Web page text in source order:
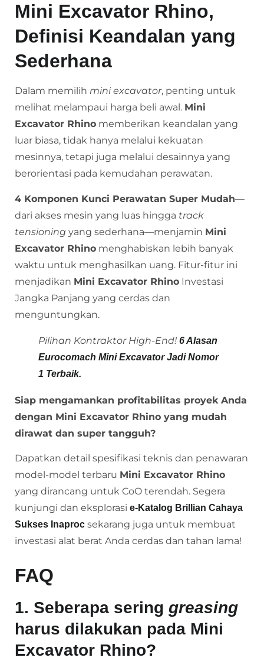
Mini Excavator Rhino,
Definisi Keandalan yang
Sederhana
Dalam memilih mini excavator, penting untuk
melihat melampaui harga beli awal. Mini
Excavator Rhino memberikan keandalan yang
luar biasa, tidak hanya melalui kekuatan
mesinnya, tetapi juga melalui desainnya yang
berorientasi pada kemudahan perawatan.
4 Komponen Kunci Perawatan Super Mudah—
dari akses mesin yang luas hingga track
tensioning yang sederhana—menjamin Mini
Excavator Rhino menghabiskan lebih banyak
waktu untuk menghasilkan uang. Fitur-fitur ini
menjadikan Mini Excavator Rhino Investasi
Jangka Panjang yang cerdas dan
menguntungkan.
Pilihan Kontraktor High-End! 6 Alasan
Eurocomach Mini Excavator Jadi Nomor
1 Terbaik.
Siap mengamankan profitabilitas proyek Anda
dengan Mini Excavator Rhino yang mudah
dirawat dan super tangguh?
Dapatkan detail spesifikasi teknis dan penawaran
model-model terbaru Mini Excavator Rhino
yang dirancang untuk CoO terendah. Segera
kunjungi dan eksplorasi e-Katalog Brillian Cahaya
Sukses Inaproc sekarang juga untuk membuat
investasi alat berat Anda cerdas dan tahan lama!
FAQ
1. Seberapa sering greasing
harus dilakukan pada Mini
Excavator Rhino?